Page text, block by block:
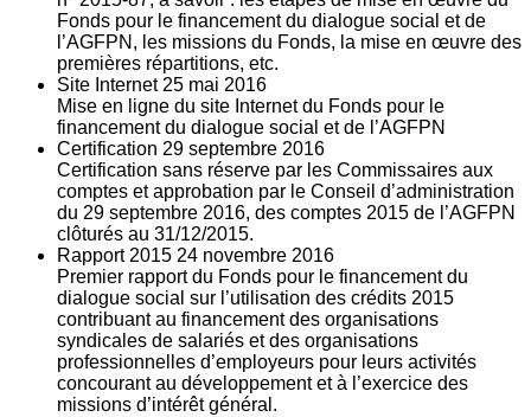
Fonds pour le financement du dialogue social et de
l’AGFPN, les missions du Fonds, la mise en œuvre des
premières répartitions, etc.
Site Internet 25 mai 2016
Mise en ligne du site Internet du Fonds pour le
financement du dialogue social et de l’AGFPN
Certification 29 septembre 2016
Certification sans réserve par les Commissaires aux
comptes et approbation par le Conseil d’administration
du 29 septembre 2016, des comptes 2015 de l’AGFPN
clôturés au 31/12/2015.
Rapport 2015 24 novembre 2016
Premier rapport du Fonds pour le financement du
dialogue social sur l’utilisation des crédits 2015
contribuant au financement des organisations
syndicales de salariés et des organisations
professionnelles d’employeurs pour leurs activités
concourant au développement et à l’exercice des
missions d’intérêt général.